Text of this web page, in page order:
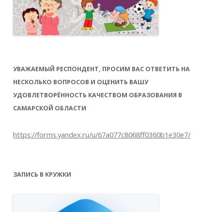
УВАЖАЕМЫЙ РЕСПОНДЕНТ, ПРОСИМ ВАС ОТВЕТИТЬ НА
НЕСКОЛЬКО ВОПРОСОВ И ОЦЕНИТЬ ВАШУ
УДОВЛЕТВОРЁННОСТЬ КАЧЕСТВОМ ОБРАЗОВАНИЯ В
САМАРСКОЙ ОБЛАСТИ
https://forms.yandex.ru/u/67a077c8068ff0360b1e30e7/
ЗАПИСЬ В КРУЖКИ